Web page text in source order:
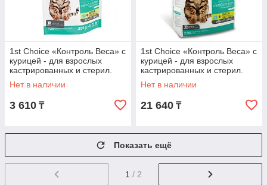
1st Choice «Контроль Веса» с
курицей - для взрослых
кастрированных и стерил.
кошек от 1 года и старше 350
гр.
Нет в наличии
3 610 ₸
1st Choice «Контроль Веса» с
курицей - для взрослых
кастрированных и стерил.
кошек от 1 года и старше
2.72 кг.
Нет в наличии
21 640 ₸
Показать ещё
1 / 2